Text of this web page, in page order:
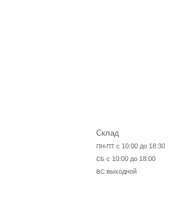
Склад
ПН-ПТ с 10:00 до 18:30
СБ с 10:00 до 18:00
ВС выходной